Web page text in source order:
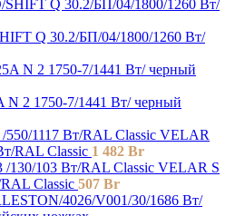
Q 30.2/БП/04/1800/1260 Вт/
N 2 1750-7/1441 Вт/ черный
VELAR
RAL Classic 1 482 Br
VELAR S
Classic 507 Br